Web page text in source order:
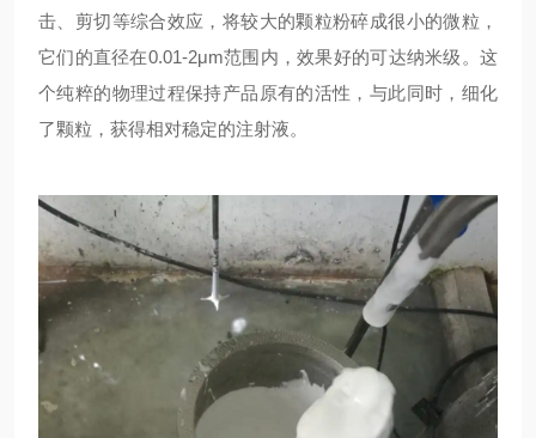
击、剪切等综合效应，将较大的颗粒粉碎成很小的微粒，
它们的直径在0.01-2μm范围内，效果好的可达纳米级。这
个纯粹的物理过程保持产品原有的活性，与此同时，细化
了颗粒，获得相对稳定的注射液。